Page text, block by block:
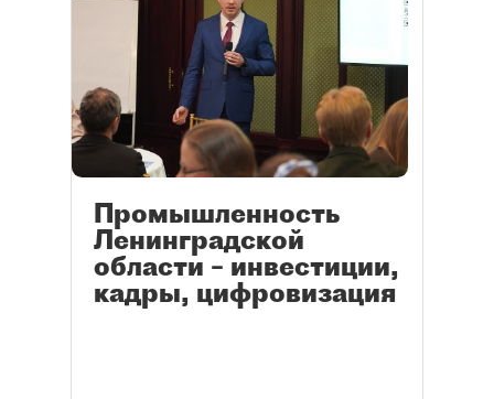
Промышленность
Ленинградской
области – инвестиции,
кадры, цифровизация